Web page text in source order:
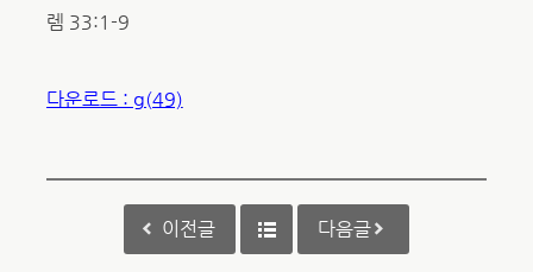
렘 33:1-9
다운로드 : g(49)
이전글 다음글